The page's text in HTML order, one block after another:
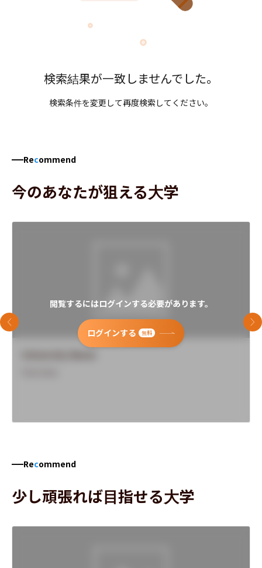
検索結果が一致しませんでした。
検索条件を変更して再度検索してください。
Recommend
今のあなたが狙える大学
閲覧するにはログインする必要があります。
ログインする 無料
前のスライド 次
Recommend
少し頑張れば目指せる大学